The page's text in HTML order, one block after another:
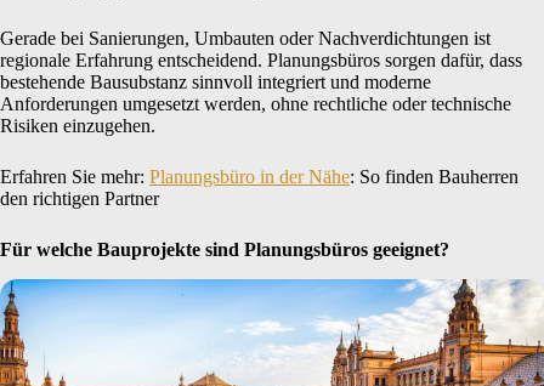
Gerade bei Sanierungen, Umbauten oder Nachverdichtungen ist
regionale Erfahrung entscheidend. Planungsbüros sorgen dafür, dass
bestehende Bausubstanz sinnvoll integriert und moderne
Anforderungen umgesetzt werden, ohne rechtliche oder technische
Risiken einzugehen.
Erfahren Sie mehr: Planungsbüro in der Nähe: So finden Bauherren
den richtigen Partner
Für welche Bauprojekte sind Planungsbüros geeignet?